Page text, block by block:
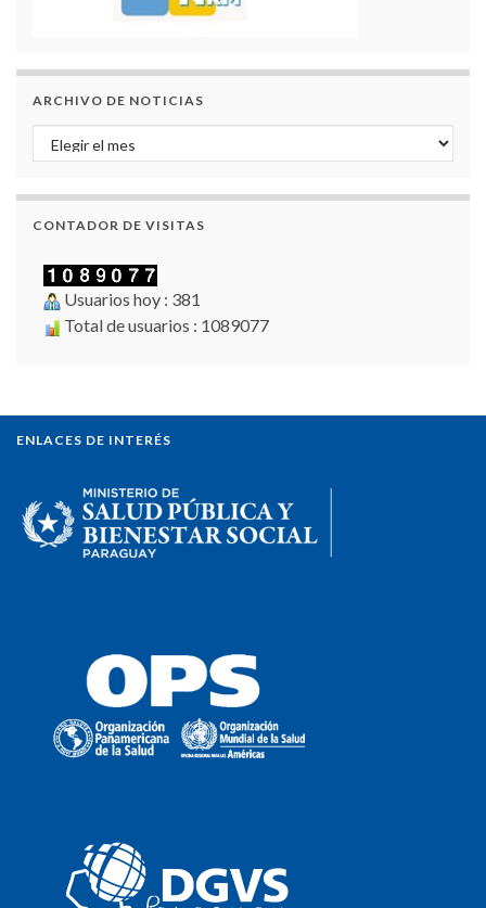
ARCHIVO DE NOTICIAS
Archivo de Noticias
CONTADOR DE VISITAS
Usuarios hoy : 381
Total de usuarios : 1089077
ENLACES DE INTERÉS